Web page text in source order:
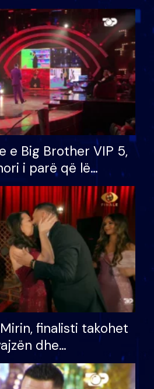
e Big Brother VIP 5,
i parë që lë
mundësinë për
e madh
finalisti takohet
dhe
S’kemi ndonjë letër